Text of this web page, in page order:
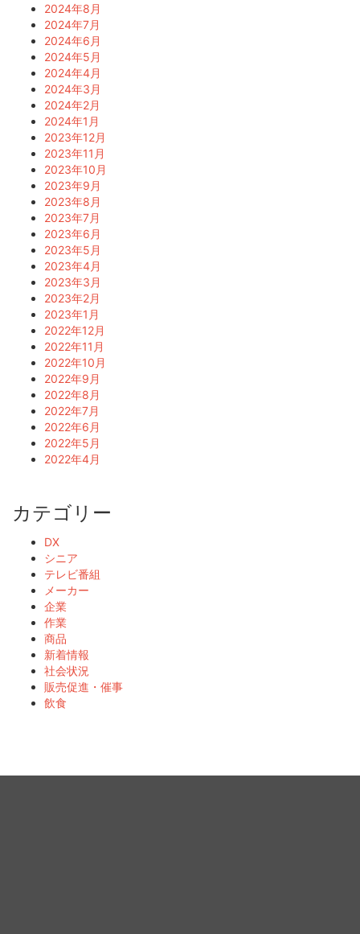
2024年8月
2024年7月
2024年6月
2024年5月
2024年4月
2024年3月
2024年2月
2024年1月
2023年12月
2023年11月
2023年10月
2023年9月
2023年8月
2023年7月
2023年6月
2023年5月
2023年4月
2023年3月
2023年2月
2023年1月
2022年12月
2022年11月
2022年10月
2022年9月
2022年8月
2022年7月
2022年6月
2022年5月
2022年4月
カテゴリー
DX
シニア
テレビ番組
メーカー
企業
作業
商品
新着情報
社会状況
販売促進・催事
飲食